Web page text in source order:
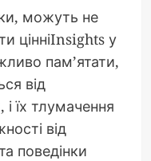
можуть не
цінніInsights у
пам’ятати,
від
їх тлумачення
від
поведінки